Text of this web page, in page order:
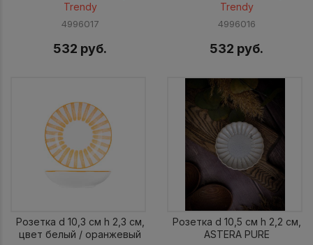
Trendy
4996017
532 руб.
Trendy
4996016
532 руб.
Розетка d 10,3 см h 2,3 см,
цвет белый / оранжевый
Розетка d 10,5 см h 2,2 см,
ASTERA PURE